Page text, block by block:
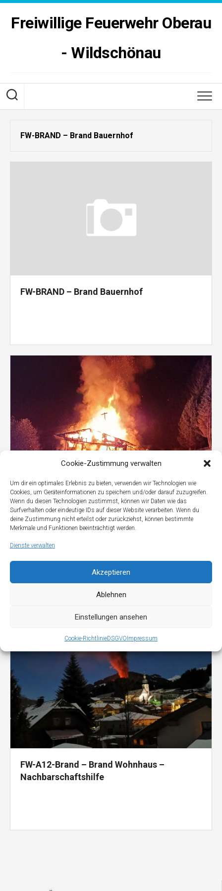
Cookie-Zustimmung verwalten
Um dir ein optimales Erlebnis zu bieten, verwenden wir Technologien wie
Cookies, um Geräteinformationen zu speichern und/oder darauf zuzugreifen.
Wenn du diesen Technologien zustimmst, können wir Daten wie das
Surfverhalten oder eindeutige IDs auf dieser Website verarbeiten. Wenn du
deine Zustimmung nicht erteilst oder zurückziehst, können bestimmte
Merkmale und Funktionen beeinträchtigt werden.
Dienste verwalten
Akzeptieren
Ablehnen
Einstellungen ansehen
Cookie-RichtlinieDSGVO Impressum
Skip
contentFreiwillige Feuerwehr Oberau
- Wildschönau
FW-BRAND – Brand Bauernhof
FW-BRAND – Brand Bauernhof
FW-BRAND-Mehrfamilienhaus
FW-A12-Brand – Brand Wohnhaus –
Nachbarschaftshilfe